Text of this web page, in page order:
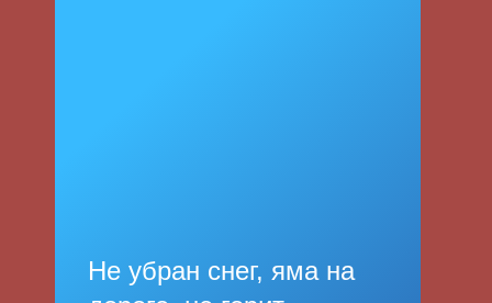
Не убран снег, яма на